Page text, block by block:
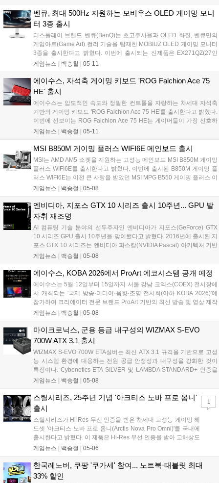
지원될 예정이다....
벤큐, 최대 500Hz 지원하는 모비우스 OLED 게이밍 모니
터 3종 출시
디스플레이 브랜드 벤큐(BenQ)는 초고주사율과 OLED 화질, 벤큐만의
게임아트(Game Art) 컬러 기술을 탑재한 MOBIUZ OLED 게이밍 모니터
3종을 출시한다고 밝혔다. 이번에 출시되는 신제품은 EX271QZ(27인
치, QHD, 500Hz), EX271UZ(27인치, 4K UHD, 240Hz), EX321UZ(32
뛰어난 명암 표현과 초고주사율 성능을 바탕으로, AAA 패키지 게임부터
FPS까지 모든 게임에 더욱 편리하고 몰입감 있는 게임 환경을 제공한
게임뉴스 | 백승철 | 05-11
에이수스, 자석축 게이밍 키보드 'ROG Falchion Ace 75
HE' 출시
에이수스는 압도적인 속도와 정밀한 컨트롤을 자랑하는 차세대 자석축
기반의 게이밍 키보드 'ROG Falchion Ace 75 HE'를 출시한다고 밝혔다.
이번에 선보이는 ROG Falchion Ace 75 HE는 게이머들이 가장 선호하
는 75% 레이아웃을 채택해, 키보드 사용 시에 반응성을 높이고 풀배열
최신 자석축인 ROG HFX V2X 자석축 스위치와 ROG HFX V2 스위치를
사용하였으며, ROG 홀 센서를 탑재하여 전기적 노이즈와 간섭을 최소
화함으로써 극강의 정밀도와 일관된 타건감을 제공하는 것이 특징이
다....
게임뉴스 | 백승철 | 05-11
MSI B850M 게이밍 플러스 WIFI6E 메인보드 출시
MSI는 AMD AM5 소켓을 지원하는 고성능 메인보드 MSI B850M 게이밍
플러스 WIFI6E를 출시한다고 밝혔다. 이번에 출시된 B850M 게이밍 플
러스 WIFI6E는 이전 큰 사랑을 받았던 MSI MPG B550 게이밍 플러스 이
후 약 6년 만에 국내에 새롭게 선보이는 게이밍 플러스 메인보드 라인업
마의 화사한 실버 및 화이트 톤의 디자인을 채택하여 심미적 완성도를
높인 것이 특징이다....
게임뉴스 | 백승철 | 05-08
엔비디아, 지포스 GTX 10 시리즈 출시 10주년... GPU 발
자취 재조명
AI 컴퓨팅 기술 분야의 선두주자인 엔비디아가 지포스(GeForce) GTX
10 시리즈 GPU 출시 10주년을 맞이했다고 밝혔다. 2016년에 출시된 지
포스 GTX 10 시리즈는 엔비디아 파스칼(NVIDIA Pascal) 아키텍처 기반
의 첫 게이밍 GPU인 지포스 GTX 1080을 앞세운 제품군이다. 뛰어난 성
표 모델인 지포스 GTX 1080은 미국 텍사스(Texas) 주 오스틴(Austin)에
서 열린 출시 행사에서 첫선을 보였다. 16nm 핀펫(fin field-effect
transistor, FinFET) 공정과 8GB GDDR5X 메모리를 탑재한 GTX 1080
은 게이머와 크리에이터, 가상현실 사용자들에게 한 세대 진화한 성능
경험을 제공했다....
게임뉴스 | 백승철 | 05-08
에이수스, KOBA 2026에서 ProArt 에코시스템 공개 예정
에이수스는 5월 12일부터 15일까지 서울 강남 코엑스(COEX) 전시장에
서 개최되는 '국제 방송·미디어·음향·조명 전시회(이하 KOBA 2026)'에
참가하여 크리에이터 전문 브랜드 ProArt 기반의 최신 방송 및 영상 제작
솔루션을 선보인다고 밝혔다. 에이수스는 이번 KOBA 2026에서 8.5부스
공개할 예정이다. 크리에이터에게 영감을 주기 위한 최상의 모니터, 노
트북, 데스크톱, 컴포넌트 및 주변기기에 이르기까지 모든 카테고리에
대한 생태계를 시연하고 직접 체험할 수 있도록 구성했다....
게임뉴스 | 백승철 | 05-08
마이크로닉스, 군용 등급 내구성의 WIZMAX S-EVO
700W ATX 3.1 출시
WIZMAX S-EVO 700W ETA실버는 최신 ATX 3.1 규격을 기반으로 고성
능 시스템 환경에 대응하는 전원 공급 안정성과 내구성을 강화한 것이
특징이다. Cybenetics ETA SILVER 및 LAMBDA STANDARD+ 인증을
획득해 전력 효율과 소음 성능을 동시에 확보했으며, Cybenetics ATX
능하다....
게임뉴스 | 백승철 | 05-08
스틸시리즈, 25주년 기념 '아크티스 노바 프로 옴니'
출시
스틸시리즈가 Hi-Res 무선 인증을 받은 차세대 고성능 게이밍 헤
드셋 '아크티스 노바 프로 옴니(Arctis Nova Pro Omni)'를 국내에
출시한다고 밝혔다. 이 제품은 Hi-Res 무선 인증을 받아 고해상도
사운드를 제공하며, 게이밍 헤드셋 브랜드 중 유일하게 PC, 콘솔,
수 있는 진정한 옴니 플레이(Omni-play)를 지원한다....
게임뉴스 | 백승철 | 05-06
1
한국레노버, 쿠팡 '쿠가세' 참여... 노트북·태블릿 최대
33% 할인